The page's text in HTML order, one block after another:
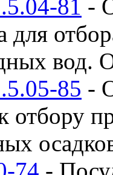
81 -
для
вод.
85 -
отбору